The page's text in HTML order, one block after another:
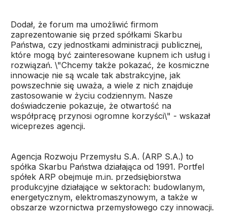
Dodał, że forum ma umożliwić firmom
zaprezentowanie się przed spółkami Skarbu
Państwa, czy jednostkami administracji publicznej,
które mogą być zainteresowane kupnem ich usług i
rozwiązań. \"Chcemy także pokazać, że kosmiczne
innowacje nie są wcale tak abstrakcyjne, jak
powszechnie się uważa, a wiele z nich znajduje
zastosowanie w życiu codziennym. Nasze
doświadczenie pokazuje, że otwartość na
współpracę przynosi ogromne korzyści\" - wskazał
wiceprezes agencji.
Agencja Rozwoju Przemysłu S.A. (ARP S.A.) to
spółka Skarbu Państwa działająca od 1991. Portfel
spółek ARP obejmuje m.in. przedsiębiorstwa
produkcyjne działające w sektorach: budowlanym,
energetycznym, elektromaszynowym, a także w
obszarze wzornictwa przemysłowego czy innowacji.